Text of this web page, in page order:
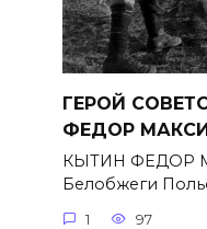
ГЕРОЙ
ФЕДОР
КЫТИН ФЕДОР
Белобжеги
1 97